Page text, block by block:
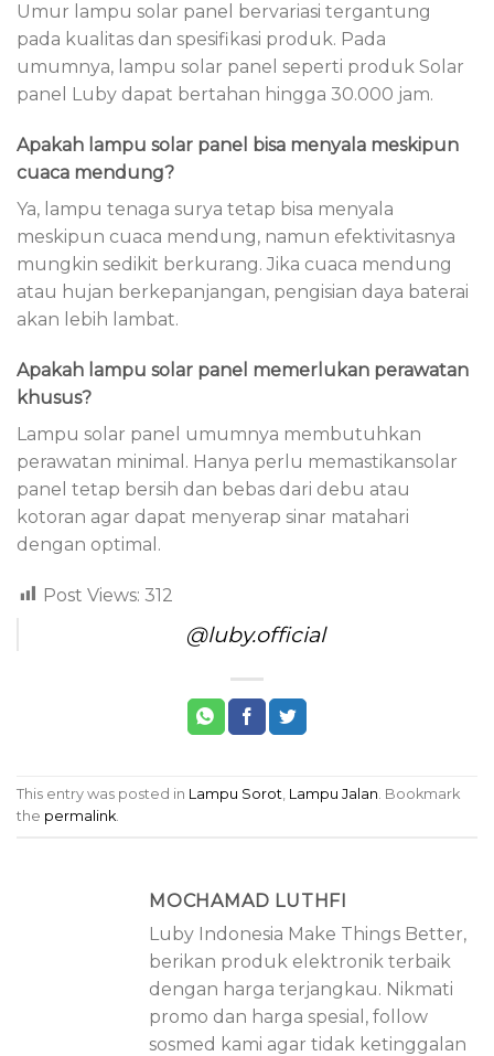
Umur lampu solar panel bervariasi tergantung
pada kualitas dan spesifikasi produk. Pada
umumnya, lampu solar panel seperti produk Solar
panel Luby dapat bertahan hingga 30.000 jam.
Apakah lampu solar panel bisa menyala meskipun
cuaca mendung?
Ya, lampu tenaga surya tetap bisa menyala
meskipun cuaca mendung, namun efektivitasnya
mungkin sedikit berkurang. Jika cuaca mendung
atau hujan berkepanjangan, pengisian daya baterai
akan lebih lambat.
Apakah lampu solar panel memerlukan perawatan
khusus?
Lampu solar panel umumnya membutuhkan
perawatan minimal. Hanya perlu memastikansolar
panel tetap bersih dan bebas dari debu atau
kotoran agar dapat menyerap sinar matahari
dengan optimal.
Post Views: 312
@luby.official
This entry was posted in Lampu Sorot, Lampu Jalan. Bookmark
the permalink.
MOCHAMAD LUTHFI
Luby Indonesia Make Things Better,
berikan produk elektronik terbaik
dengan harga terjangkau. Nikmati
promo dan harga spesial, follow
sosmed kami agar tidak ketinggalan